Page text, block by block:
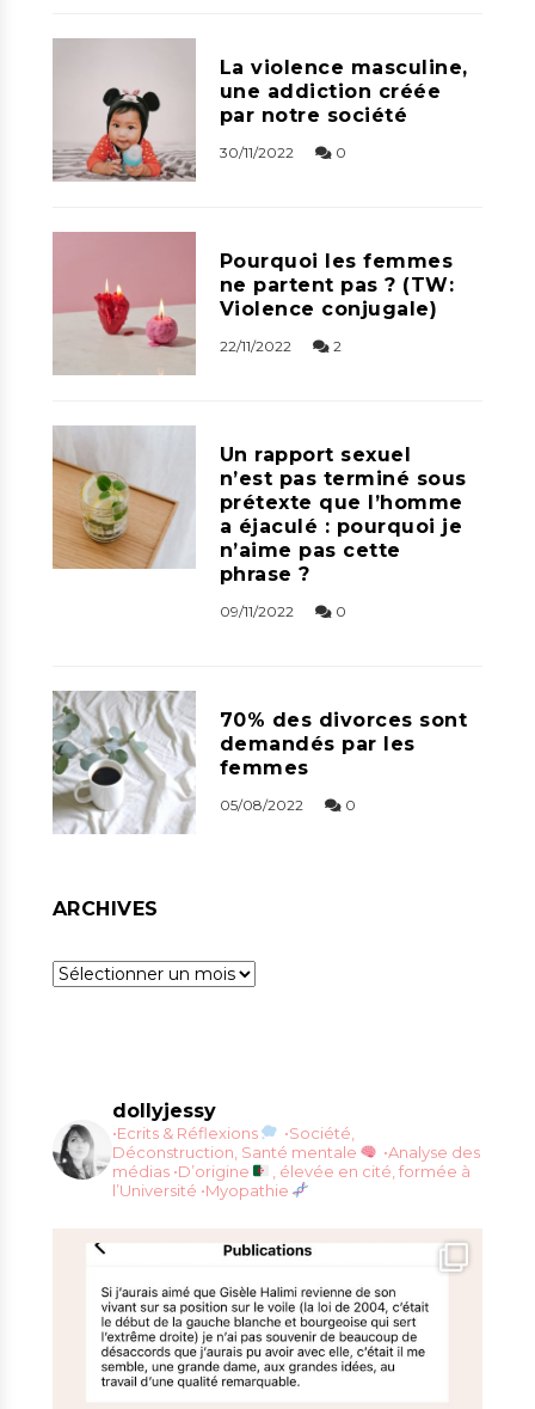
La violence masculine,
une addiction créée
par notre société
30/11/2022 0
Pourquoi les femmes
ne partent pas ? (TW:
Violence conjugale)
22/11/2022 2
Un rapport sexuel
n’est pas terminé sous
prétexte que l’homme
a éjaculé : pourquoi je
n’aime pas cette
phrase ?
09/11/2022 0
70% des divorces sont
demandés par les
femmes
05/08/2022 0
ARCHIVES
Archives
dollyjessy
•Ecrits & Réflexions
•Société,
Déconstruction, Santé mentale
•Analyse des
médias •D’origine
, élevée en cité, formée à
l’Université •Myopathie